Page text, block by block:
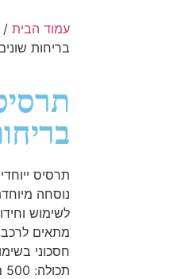
עמוד הבית /
בריחות
תרסיס
נוסחה
לשימוש
מתאים
חסכוני
תכולה: 500 מ"ל